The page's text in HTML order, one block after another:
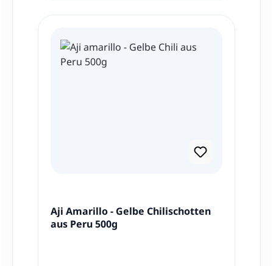
Aji Amarillo - Gelbe Chilischotten
aus Peru 500g